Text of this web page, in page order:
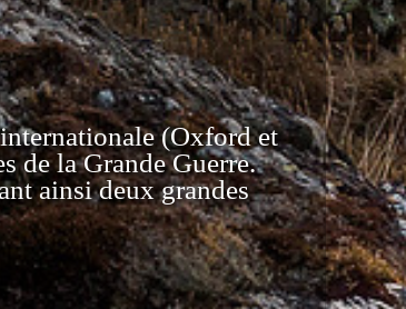
(Oxford et
de la Grande Guerre.
ainsi deux grandes